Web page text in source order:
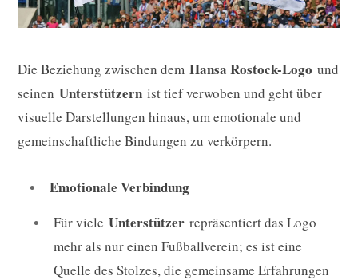
Die Beziehung zwischen dem Hansa Rostock-Logo und
seinen Unterstützern ist tief verwoben und geht über
visuelle Darstellungen hinaus, um emotionale und
gemeinschaftliche Bindungen zu verkörpern.
Emotionale Verbindung
Für viele Unterstützer repräsentiert das Logo
mehr als nur einen Fußballverein; es ist eine
Quelle des Stolzes, die gemeinsame Erfahrungen